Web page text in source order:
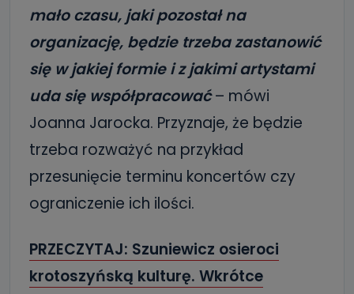
mało czasu, jaki pozostał na
organizację, będzie trzeba zastanowić
się w jakiej formie i z jakimi artystami
uda się współpracować – mówi
Joanna Jarocka. Przyznaje, że będzie
trzeba rozważyć na przykład
przesunięcie terminu koncertów czy
ograniczenie ich ilości.
PRZECZYTAJ: Szuniewicz osieroci
krotoszyńską kulturę. Wkrótce